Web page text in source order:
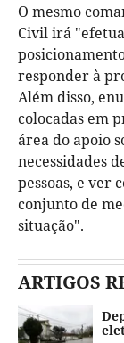
O mesmo
Civil irá
responder à
Além disso,
colocadas em
área do apoio
necessidades
pessoas, e ver
conjunto de
situação".
ARTIGOS